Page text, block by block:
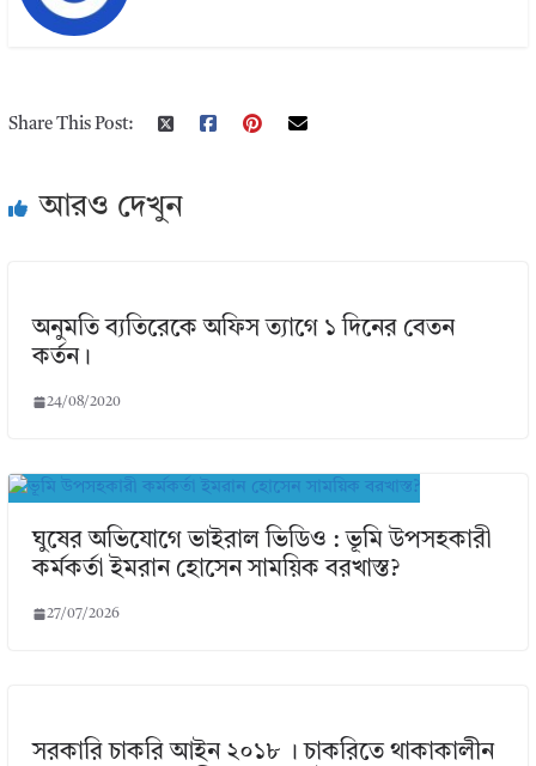
Share This Post:
আরও দেখুন
অনুমতি ব্যতিরেকে অফিস ত্যাগে ১ দিনের বেতন
কর্তন।
24/08/2020
ঘুষের অভিযোগে ভাইরাল ভিডিও : ভূমি উপসহকারী
কর্মকর্তা ইমরান হোসেন সাময়িক বরখাস্ত?
27/07/2026
সরকারি চাকরি আইন ২০১৮ । চাকরিতে থাকাকালীন